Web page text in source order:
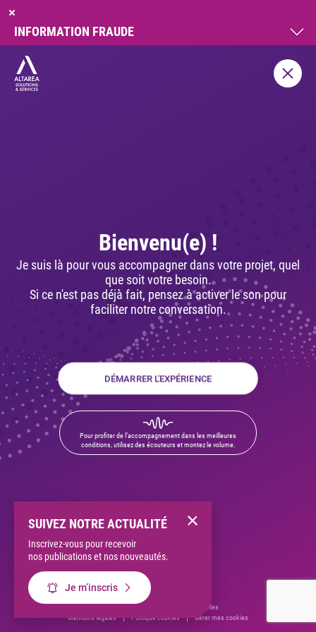
Bienvenu(e) !
Je suis là pour vous accompagner dans votre projet, quel
que soit votre besoin.
Si ce n'est pas déjà fait, pensez à activer le son pour
faciliter notre conversation.
DÉMARRER L'EXPÉRIENCE
Pour profiter de l’accompagnement dans les meilleures
conditions, utilisez des écouteurs et montez le volume.
Données personnelles
Mentions légales
Politique cookies Gérer mes cookies
SUIVEZ NOTRE ACTUALITÉ
Inscrivez-vous pour recevoir
nos publications et nos nouveautés.
Je m’inscris
INFORMATION FRAUDE